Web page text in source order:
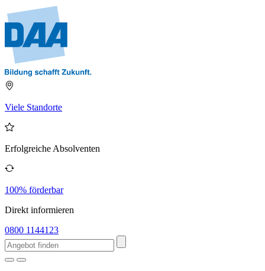
Viele Standorte
Erfolgreiche Absolventen
100% förderbar
Direkt informieren
0800 1144123